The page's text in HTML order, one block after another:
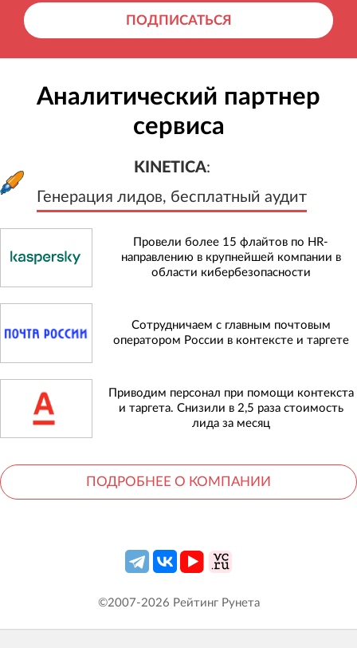
ПОДПИСАТЬСЯ
Аналитический партнер
сервиса
KINETICA:
Генерация лидов, бесплатный аудит
Генерация лидов, бесплатный
Провели более 15 флайтов по HR-
направлению в крупнейшей компании в
области кибербезопасности
Сотрудничаем с главным почтовым
оператором России в контексте и таргете
Приводим персонал при помощи контекста
и таргета. Снизили в 2,5 раза стоимость
лида за месяц
ПОДРОБНЕЕ О КОМПАНИИ
©2007-2026 Рейтинг Рунета